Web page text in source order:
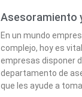
Asesoramiento
En un mundo
complejo, hoy es
empresas disponer
departamento de
que les ayude a